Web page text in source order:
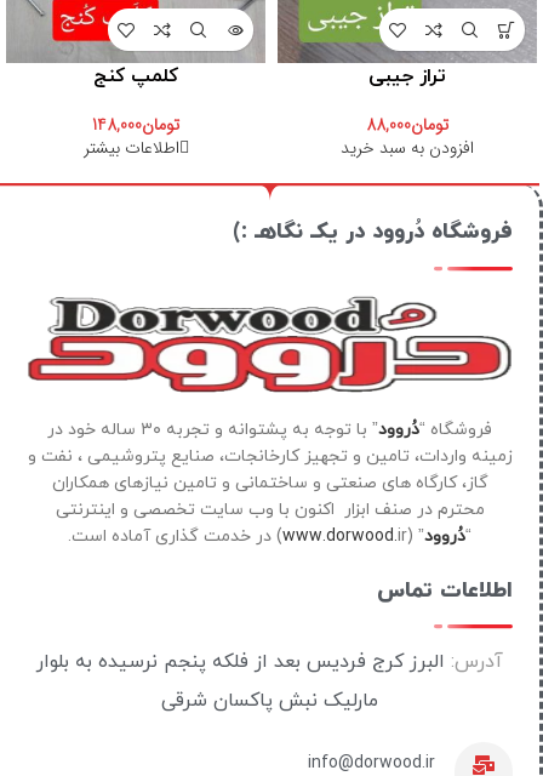
تراز جیبی
تومان88,000
افزودن به سبد خرید
کلمپ کنج
تومان148,000
اطلاعات بیشتر
فروشگاه دُروود در یکـ نگاهـ :)
فروشگاه “دُروود
” با توجه به پشتوانه و تجربه ۳۰ ساله خود در
زمینه واردات، تامین و تجهیز کارخانجات، صنایع پتروشیمی ، نفت و
گاز، کارگاه های صنعتی و ساختمانی و تامین نیازهای همکاران
محترم در صنف ابزار اکنون با وب سایت تخصصی و اینترنتی
“دُروود” (
www.dorwood.ir) در خدمت گذاری آماده است.
اطلاعات تماس
آدرس: البرز کرج فردیس بعد از فلکه پنجم نرسیده به بلوار
مارلیک نبش پاکسان شرقی
info@dorwood.ir